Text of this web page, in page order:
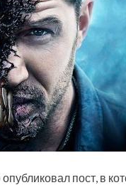
пост, в